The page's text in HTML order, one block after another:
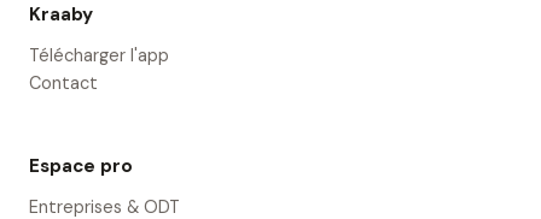
Kraaby
Télécharger l'app
Contact
Espace pro
Entreprises & ODT